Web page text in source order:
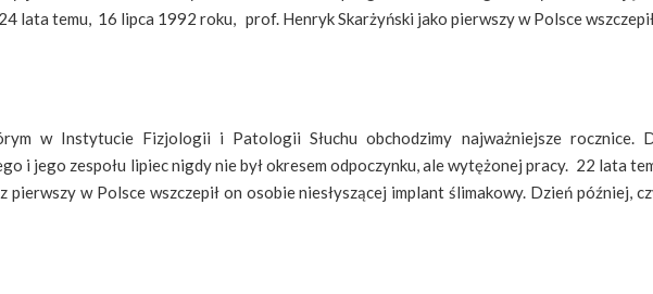
lata temu, 16 lipca 1992 roku, prof. Henryk Skarżyński jako pierwszy w Polsce
w Instytucie Fizjologii i Patologii Słuchu obchodzimy najważniejsze rocznice.
i jego zespołu lipiec nigdy nie był okresem odpoczynku, ale wytężonej pracy. 22 lata
pierwszy w Polsce wszczepił on osobie niesłyszącej implant ślimakowy. Dzień później,